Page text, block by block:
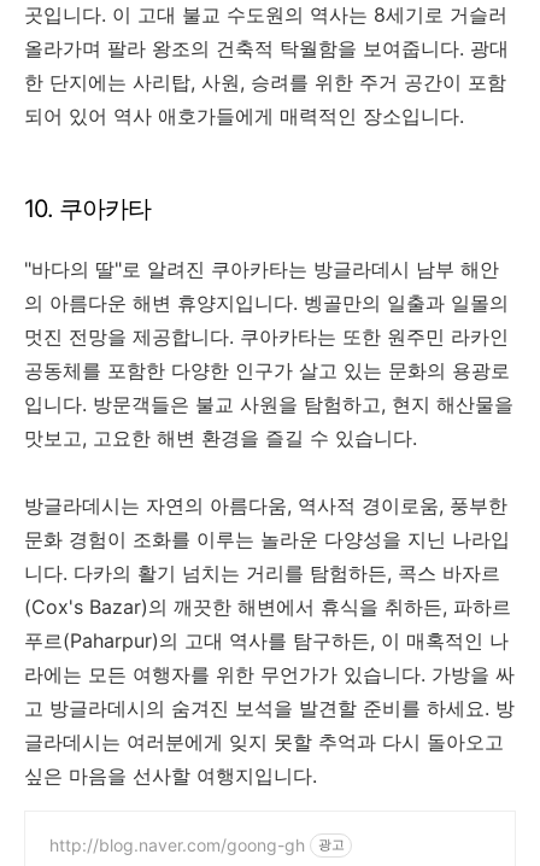
곳입니다. 이 고대 불교 수도원의 역사는 8세기로 거슬러
올라가며 팔라 왕조의 건축적 탁월함을 보여줍니다. 광대
한 단지에는 사리탑, 사원, 승려를 위한 주거 공간이 포함
되어 있어 역사 애호가들에게 매력적인 장소입니다.
10. 쿠아카타
"바다의 딸"로 알려진 쿠아카타는 방글라데시 남부 해안
의 아름다운 해변 휴양지입니다. 벵골만의 일출과 일몰의
멋진 전망을 제공합니다. 쿠아카타는 또한 원주민 라카인
공동체를 포함한 다양한 인구가 살고 있는 문화의 용광로
입니다. 방문객들은 불교 사원을 탐험하고, 현지 해산물을
맛보고, 고요한 해변 환경을 즐길 수 있습니다.
방글라데시는 자연의 아름다움, 역사적 경이로움, 풍부한
문화 경험이 조화를 이루는 놀라운 다양성을 지닌 나라입
니다. 다카의 활기 넘치는 거리를 탐험하든, 콕스 바자르
(Cox's Bazar)의 깨끗한 해변에서 휴식을 취하든, 파하르
푸르(Paharpur)의 고대 역사를 탐구하든, 이 매혹적인 나
라에는 모든 여행자를 위한 무언가가 있습니다. 가방을 싸
고 방글라데시의 숨겨진 보석을 발견할 준비를 하세요. 방
글라데시는 여러분에게 잊지 못할 추억과 다시 돌아오고
싶은 마음을 선사할 여행지입니다.
http://blog.naver.com/goong-gh 광고